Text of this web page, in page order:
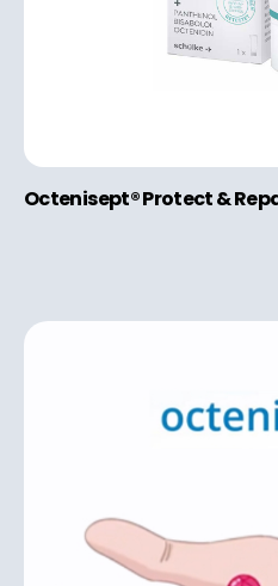
Octenisept® Protect &